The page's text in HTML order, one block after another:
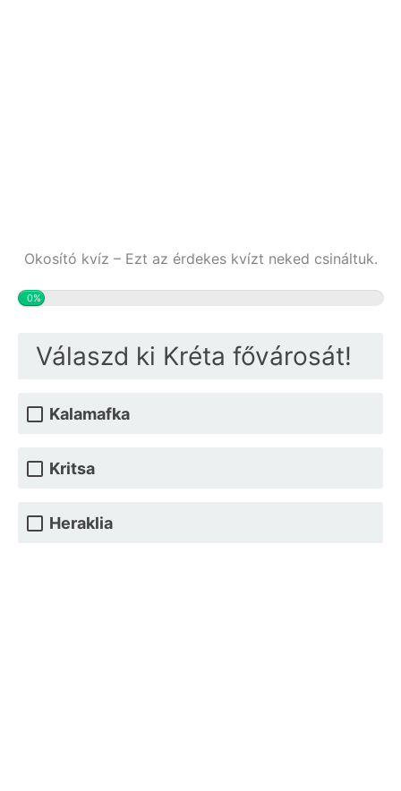
Okosító kvíz – Ezt az érdekes kvízt neked csináltuk.
0%
Válaszd ki Kréta fővárosát!
Kalamafka
Kritsa
Heraklia